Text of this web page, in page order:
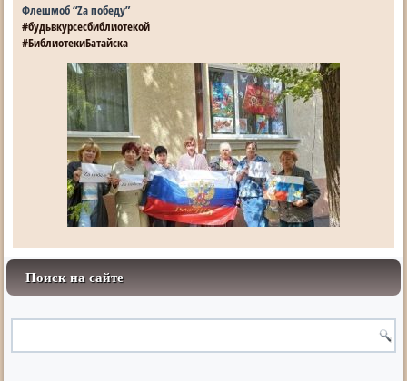
Флешмоб “Zа победу”
#будьвкурсесбиблиотекой
#БиблиотекиБатайска
Поиск на сайте